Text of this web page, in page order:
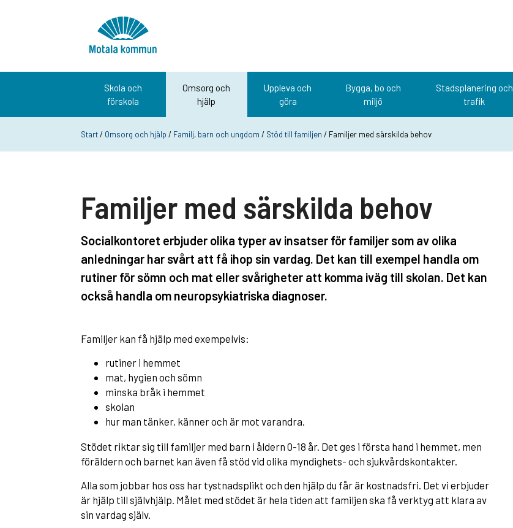
Skola och
förskola
Omsorg och
hjälp
Uppleva och
göra
Bygga, bo och
miljö
Stadsplanering och
trafik
Start/ Omsorg och hjälp / Familj, barn och ungdom / Stöd till familjen / Familjer med särskilda behov
Familjer med särskilda behov
Socialkontoret erbjuder olika typer av insatser för familjer som av olika
anledningar har svårt att få ihop sin vardag. Det kan till exempel handla om
rutiner för sömn och mat eller svårigheter att komma iväg till skolan. Det kan
också handla om neuropsykiatriska diagnoser.
Familjer kan få hjälp med exempelvis:
rutiner i hemmet
mat, hygien och sömn
minska bråk i hemmet
skolan
hur man tänker, känner och är mot varandra.
Stödet riktar sig till familjer med barn i åldern 0-18 år. Det ges i första hand i hemmet, men
föräldern och barnet kan även få stöd vid olika myndighets- och sjukvårdskontakter.
Alla som jobbar hos oss har tystnadsplikt och den hjälp du får är kostnadsfri. Det vi erbjuder
är hjälp till självhjälp. Målet med stödet är hela tiden att familjen ska få verktyg att klara av
sin vardag själv.